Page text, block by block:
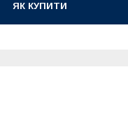
ЯК КУПИТИ